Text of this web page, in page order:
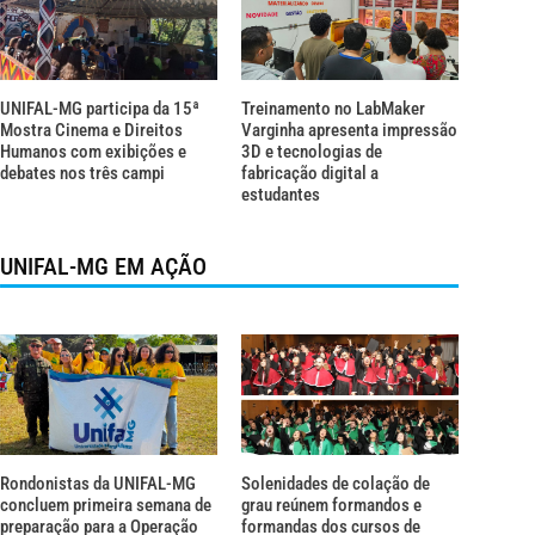
UNIFAL-MG participa da 15ª
Mostra Cinema e Direitos
Humanos com exibições e
debates nos três campi
Treinamento no LabMaker
Varginha apresenta impressão
3D e tecnologias de
fabricação digital a
estudantes
UNIFAL-MG EM AÇÃO
Rondonistas da UNIFAL-MG
concluem primeira semana de
preparação para a Operação
Solenidades de colação de
grau reúnem formandos e
formandas dos cursos de